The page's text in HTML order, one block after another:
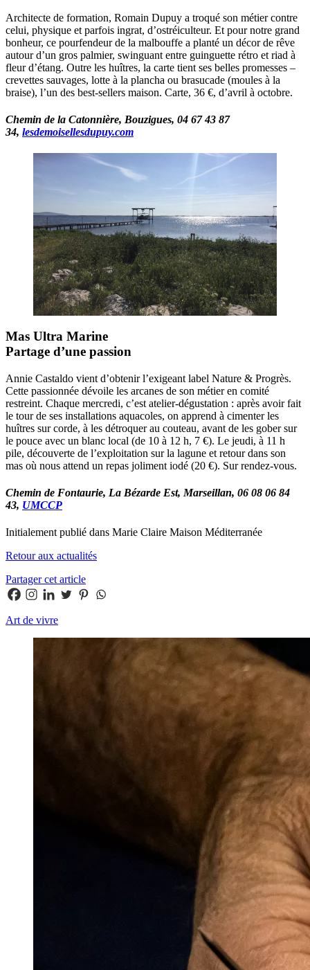
Architecte de formation, Romain Dupuy a troqué son métier contre
celui, physique et parfois ingrat, d’ostréiculteur. Et pour notre grand
bonheur, ce pourfendeur de la malbouffe a planté un décor de rêve
autour d’un gros palmier, swinguant entre guinguette rétro et riad à
fleur d’étang. Outre les huîtres, la carte tient ses belles promesses –
crevettes sauvages, lotte à la plancha ou brasucade (moules à la
braise), l’un des best-sellers maison. Carte, 36 €, d’avril à octobre.
Chemin de la Catonnière, Bouzigues, 04 67 43 87
34, lesdemoisellesdupuy.com
Mas Ultra Marine
Partage d’une passion
Annie Castaldo vient d’obtenir l’exigeant label Nature & Progrès.
Cette passionnée dévoile les arcanes de son métier en comité
restreint. Chaque mercredi, c’est atelier-dégustation : après avoir fait
le tour de ses installations aquacoles, on apprend à cimenter les
huîtres sur corde, à les détroquer au couteau, avant de les gober sur
le pouce avec un blanc local (de 10 à 12 h, 7 €). Le jeudi, à 11 h
pile, découverte de l’exploitation sur la lagune et retour dans son
mas où nous attend un repas joliment iodé (20 €). Sur rendez-vous.
Chemin de Fontaurie, La Bézarde Est, Marseillan, 06 08 06 84
43, UMCCP
Initialement publié dans Marie Claire Maison Méditerranée
Retour aux actualités
Partager cet article
Art de vivre